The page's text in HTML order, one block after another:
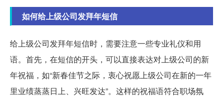
如何给上级公司发拜年短信
给上级公司发拜年短信时，需要注意一些专业礼仪和用
语。首先，在短信的开头，可以直接表达对上级公司的新
年祝福，如“新春佳节之际，衷心祝愿上级公司在新的一年
里业绩蒸蒸日上、兴旺发达”。这样的祝福语符合职场氛